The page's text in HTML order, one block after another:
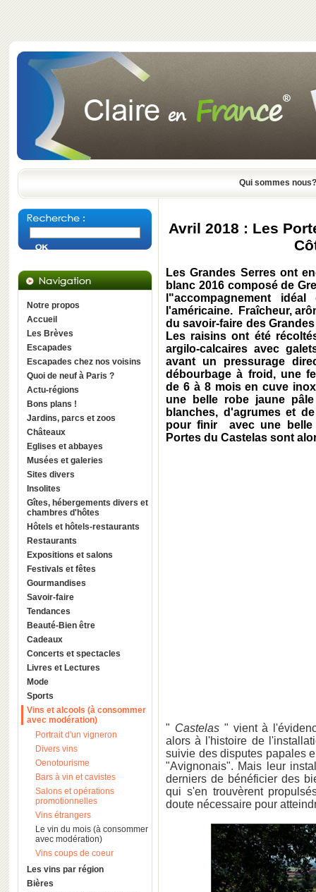
Qui sommes nous?
Notre propos
Accueil
Les Brèves
Escapades
Escapades chez nos voisins
Quoi de neuf à Paris ?
Actu-régions
Bons plans !
Jardins, parcs et zoos
Châteaux
Eglises et abbayes
Musées et galeries
Sites divers
Insolites
Gîtes, hébergements divers et
chambres d'hôtes
Hôtels et hôtels-restaurants
Restaurants
Expositions et salons
Festivals et fêtes
Gourmandises
Savoir-faire
Tendances
Beauté-Bien être
Cadeaux
Concerts et spectacles
Livres et Lectures
Mode
Sports
Vins et alcools (à consommer
avec modération)
Portrait d'un vigneron
Divers vins
Oenotourisme
Bars à vin et cavistes
Salons et opérations
promotionnelles
Vins étrangers
Le vin du mois (à consommer
avec modération)
Vins coups de coeur
Les vins par région
Bières
Avril 2018 : Les
Les Grandes Serres ont
blanc 2016 composé de
l"accompagnement
l'américaine. Fraîcheur,
du savoir-faire des
Les raisins ont été
argilo-calcaires avec
avant un pressurage
débourbage à froid, une
de 6 à 8 mois en cuve
une belle robe jaune
blanches, d'agrumes et
pour finir avec une belle
Portes du Castelas sont
" Castelas" vient à
alors à l'histoire de
suivie des disputes papales
"Avignonais". Mais leur
derniers de bénéficier des
qui s'en trouvèrent
doute nécessaire pour